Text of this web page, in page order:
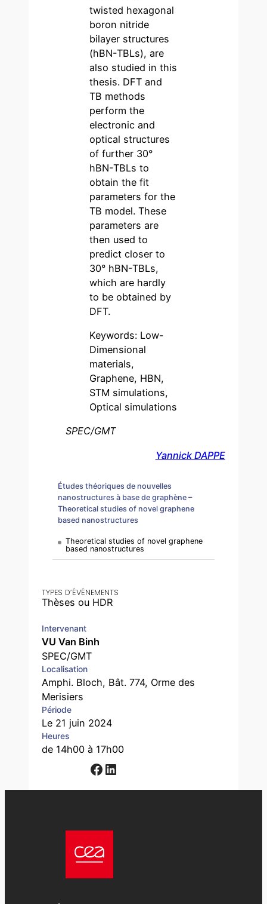
Études théoriques de nouvelles
nanostructures à base de graphène –
Theoretical studies of novel graphene
based nanostructures
Theoretical studies of novel graphene
based nanostructures
TYPES D’ÉVÉNEMENTS
Thèses ou HDR
Intervenant
VU Van Binh
SPEC/GMT
Localisation
Amphi. Bloch, Bât. 774, Orme des
Merisiers
Période
Le 21 juin 2024
Heures
de 14h00 à 17h00
Facebook LinkedIn
twisted hexagonal
boron nitride
bilayer structures
(hBN-TBLs), are
also studied in this
thesis. DFT and
TB methods
perform the
electronic and
optical structures
of further 30°
hBN-TBLs to
obtain the fit
parameters for the
TB model. These
parameters are
then used to
predict closer to
30° hBN-TBLs,
which are hardly
to be obtained by
DFT.
Keywords: Low-
Dimensional
materials,
Graphene, HBN,
STM simulations,
Optical simulations
SPEC/GMT
Yannick DAPPE